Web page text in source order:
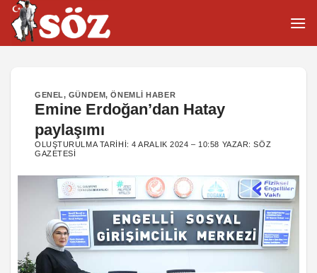
İçeriğe
atla
GENEL, GÜNDEM,ÖNEMLI HABER
Emine Erdoğan’dan Hatay
paylaşımı
OLUŞTURULMA TARIHI:4 ARALIK 2024 – 10:58 YAZAR:SÖZ
GAZETESI